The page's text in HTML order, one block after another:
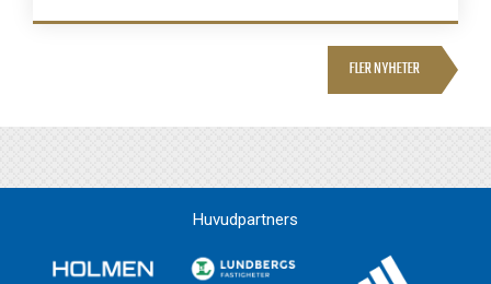
FLER NYHETER
Huvudpartners